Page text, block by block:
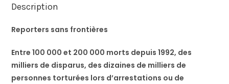
Description
Reporters sans frontières
Entre 100 000 et 200 000 morts depuis 1992, des
milliers de disparus, des dizaines de milliers de
personnes torturées lors d’arrestations ou de